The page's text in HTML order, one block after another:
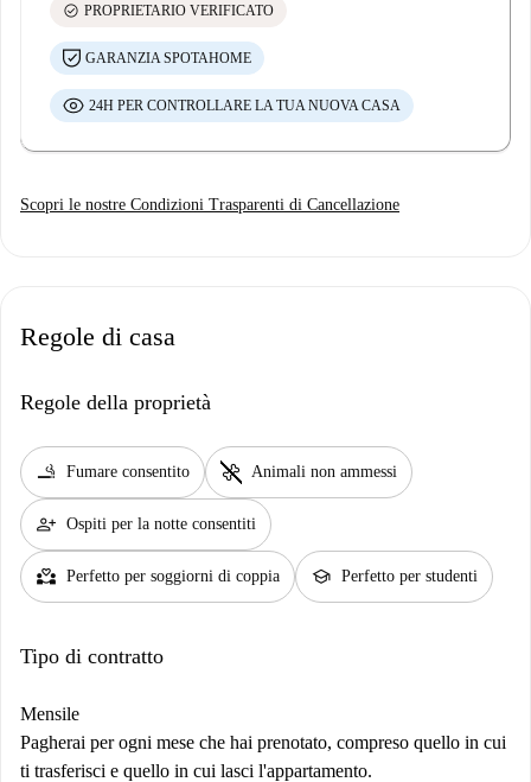
check_circle PROPRIETARIO VERIFICATO
GARANZIA SPOTAHOME
24H PER CONTROLLARE LA TUA NUOVA CASA
Scopri le nostre Condizioni Trasparenti di Cancellazione
Regole di casa
Regole della proprietà
smoking_rooms Fumare consentito pet_supplies Animali non ammessi
person_add Ospiti per la notte consentiti
partner_heart Perfetto per soggiorni di coppia school Perfetto per studenti
Tipo di contratto
Mensile
Pagherai per ogni mese che hai prenotato, compreso quello in cui
ti trasferisci e quello in cui lasci l'appartamento.